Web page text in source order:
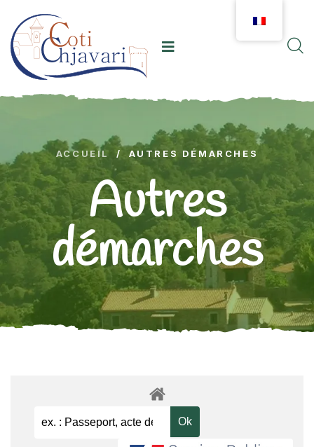
ACCUEIL / AUTRES DÉMARCHES
Autres
démarches